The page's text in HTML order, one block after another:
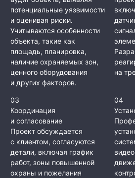
потенциальные уязвимости
и оценивая риски.
Учитываются особенности
объекта, такие как
площадь, планировка,
наличие охраняемых зон,
ценного оборудования
и других факторов.
на
03
Координация
и согласование
Проект обсуждается
с клиентом, согласуются
детали, включая график
работ, зоны повышенной
охраны и пожелания
04